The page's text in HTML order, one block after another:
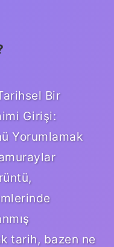
Bir
Girişi:
Yorumlamak
tarih, bazen ne